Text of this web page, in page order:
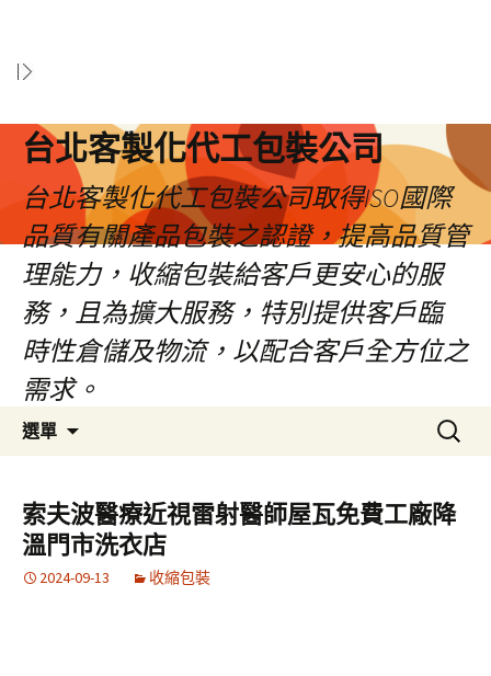
台北客製化代工包裝公司
台北客製化代工包裝公司取得ISO國際
品質有關產品包裝之認證，提高品質管
理能力，收縮包裝給客戶更安心的服
務，且為擴大服務，特別提供客戶臨
時性倉儲及物流，以配合客戶全方位之
需求。
選單
容
區
搜
尋
鍵
字:
索夫波醫療近視雷射醫師屋瓦免費工廠降
溫門市洗衣店
2024-09-13 收縮包裝